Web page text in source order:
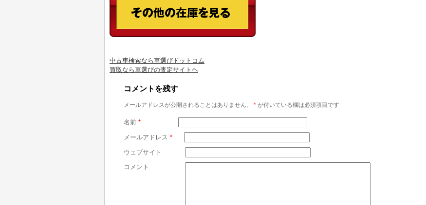
中古車検索なら車選びドットコム
買取なら車選びの査定サイトヘ
コメントを残す
メールアドレスが公開されることはありません。 * が付いている欄は必須項目です
名前 *
メールアドレス *
ウェブサイト
コメント